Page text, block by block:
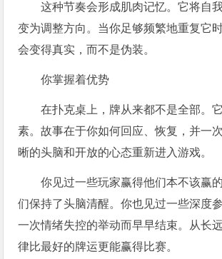
这种节奏会形成肌肉记忆。它将自
变为调整方向。当你足够频繁地重复它
会变得真实，而不是伪装。
你掌握着优势
在扑克桌上，牌从来都不是全部。
素。故事在于你如何回应、恢复，并一
晰的头脑和开放的心态重新进入游戏。
你见过一些玩家赢得他们本不该赢
们保持了头脑清醒。你也见过一些深度
一次情绪失控的举动而早早结束。从长
律比最好的牌运更能赢得比赛。